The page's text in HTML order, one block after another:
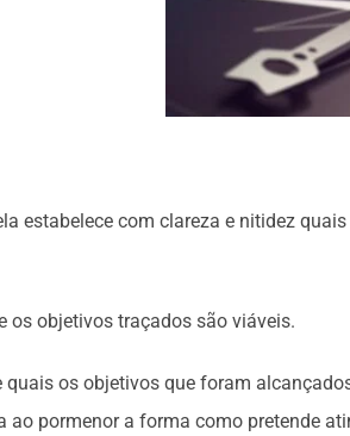
estabelece com clareza e nitidez
os objetivos traçados são viáveis.
os objetivos que foram
pormenor a forma como pretende